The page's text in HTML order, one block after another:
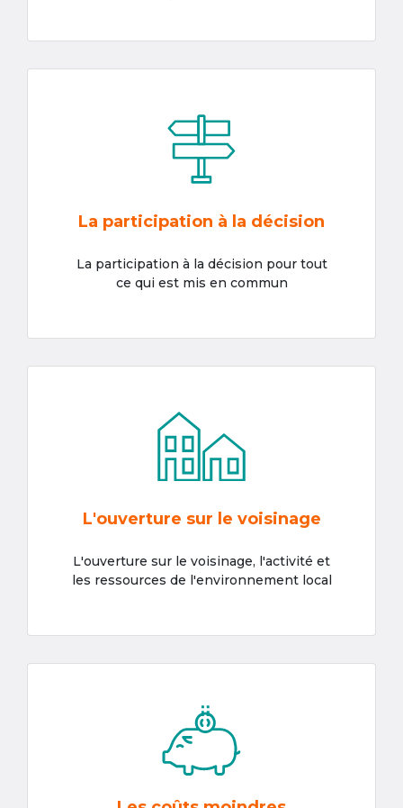
La participation à la décision
La participation à la décision pour tout
ce qui est mis en commun
L'ouverture sur le voisinage
L'ouverture sur le voisinage, l'activité et
les ressources de l'environnement local